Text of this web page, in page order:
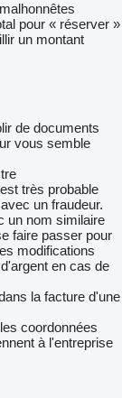
pour « réserver »
un montant
de documents
vous semble
très probable
un fraudeur.
un nom similaire
faire passer pour
modifications
en cas de
la facture d'une
coordonnées
à l'entreprise